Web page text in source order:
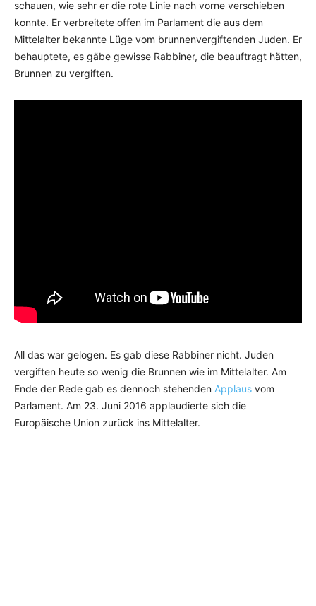
schauen, wie sehr er die rote Linie nach vorne verschieben
konnte. Er verbreitete offen im Parlament die aus dem
Mittelalter bekannte Lüge vom brunnenvergiftenden Juden. Er
behauptete, es gäbe gewisse Rabbiner, die beauftragt hätten,
Brunnen zu vergiften.
All das war gelogen. Es gab diese Rabbiner nicht. Juden
vergiften heute so wenig die Brunnen wie im Mittelalter. Am
Ende der Rede gab es dennoch stehenden Applaus vom
Parlament. Am 23. Juni 2016 applaudierte sich die
Europäische Union zurück ins Mittelalter.